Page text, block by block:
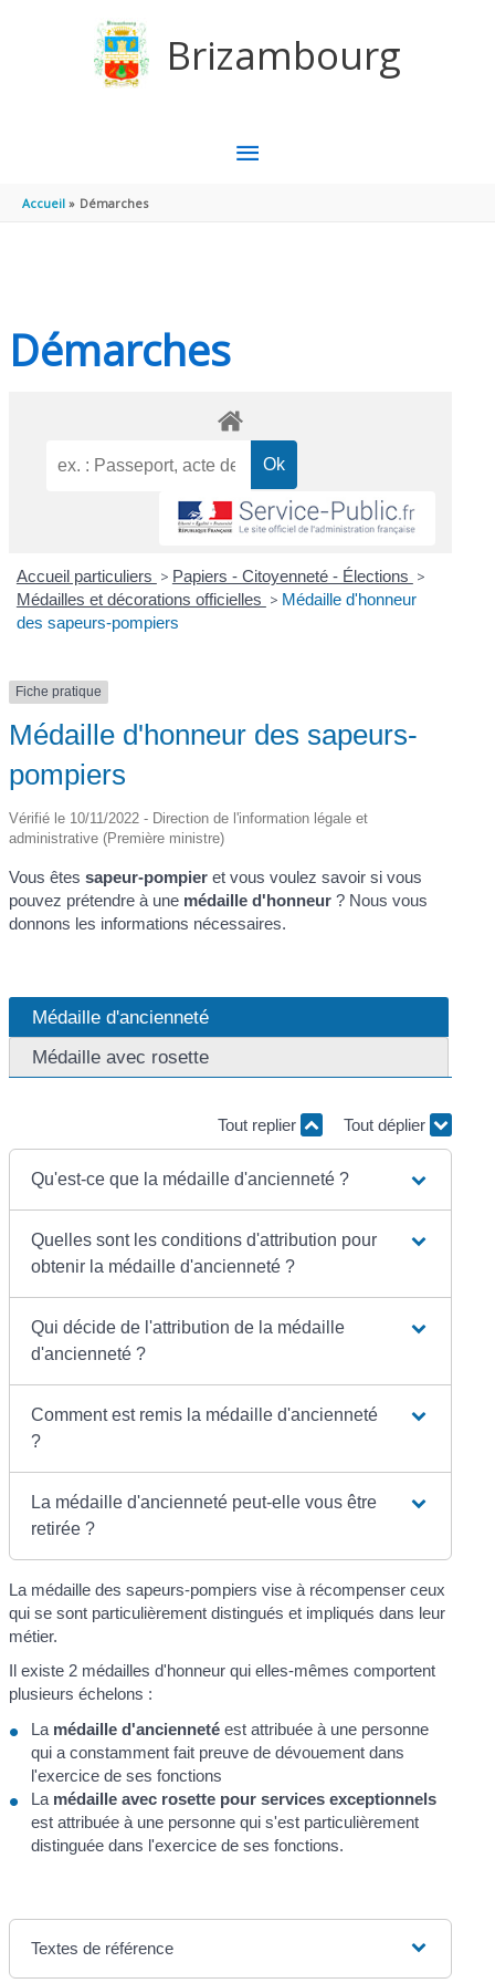
Brizambourg
MENU
Accueil Démarches
Démarches
Accueil particuliers > Papiers - Citoyenneté - Élections >
Médailles et décorations officielles > Médaille d'honneur
des sapeurs-pompiers
Fiche pratique
Médaille d'honneur des sapeurs-
pompiers
Vérifié le 10/11/2022 - Direction de l'information légale et
administrative (Première ministre)
Vous êtessapeur-pompier et vous voulez savoir si vous
pouvez prétendre à une médaille d'honneur ? Nous vous
donnons les informations nécessaires.
Médaille d'ancienneté
Médaille avec rosette
Tout replier Tout déplier
Qu'est-ce que la médaille d'ancienneté ?
Quelles sont les conditions d'attribution pour
obtenir la médaille d'ancienneté ?
Qui décide de l'attribution de la médaille
d'ancienneté ?
Comment est remis la médaille d'ancienneté
?
La médaille d'ancienneté peut-elle vous être
retirée ?
La médaille des sapeurs-pompiers vise à récompenser ceux
qui se sont particulièrement distingués et impliqués dans leur
métier.
Il existe 2 médailles d'honneur qui elles-mêmes comportent
plusieurs échelons :
La médaille d'ancienneté est attribuée à une personne
qui a constamment fait preuve de dévouement dans
l'exercice de ses fonctions
La médaille avec rosette pour services exceptionnels
est attribuée à une personne qui s'est particulièrement
distinguée dans l'exercice de ses fonctions.
Textes de référence